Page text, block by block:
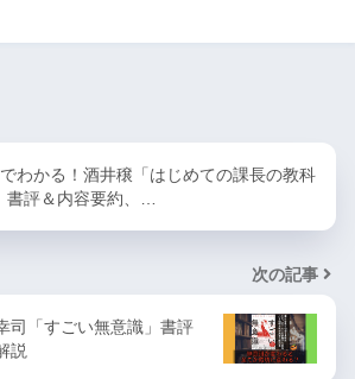
わかる！酒井穣「はじめての課長の教科
書評＆内容要約、…
次の記事
司「すごい無意識」書評
説